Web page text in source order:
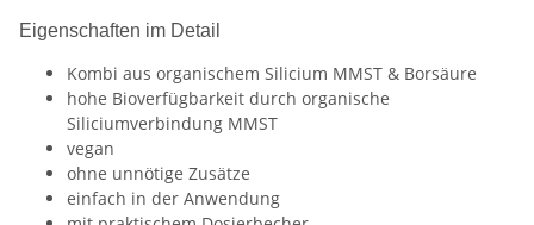
Eigenschaften im Detail
Kombi aus organischem Silicium MMST & Borsäure
hohe Bioverfügbarkeit durch organische
Siliciumverbindung MMST
vegan
ohne unnötige Zusätze
einfach in der Anwendung